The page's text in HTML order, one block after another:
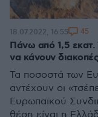
Πάνω από 1,5 εκατ.
να κάνουν
Τα ποσοστά των
αντέχουν οι
Ευρωπαϊκού
18.07.2022, 16:55 45